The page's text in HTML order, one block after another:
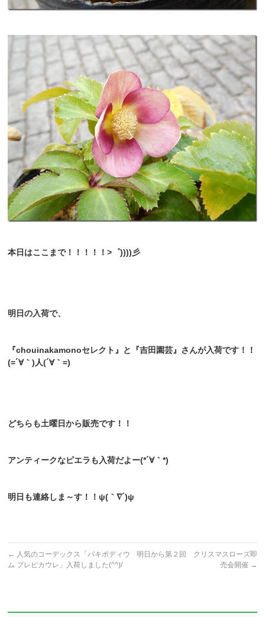
本日はここまで！！！！！>゜))))彡
明日の入荷で、
『chouinakamonoセレクト』と『吉田園芸』さんが入荷です！！
(=´∀｀)人(´∀｀=)
どちらも土曜日から販売です！！
アンティークなピエラも入荷だよー(*´∀｀*)
明日も連絡しま～す！！ψ(｀∇´)ψ
← 人気のコーデックス「パキポディウ
ム ブレビカウレ」入荷しました(^^)/
明日から第２回 クリスマスローズ即
売会開催 →